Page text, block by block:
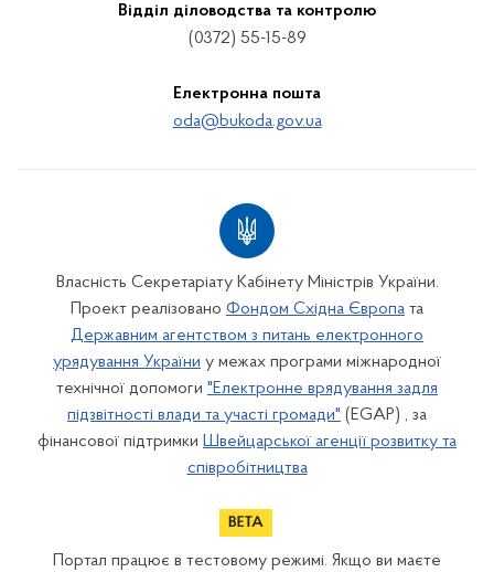
Відділ діловодства та контролю
(0372) 55-15-89
Електронна пошта
oda@bukoda.gov.ua
Власність Секретаріату Кабінету Міністрів України.
Проект реалізовано Фондом Східна Європа та
Державним агентством з питань електронного
урядування України у межах програми міжнародної
технічної допомоги "Електронне врядування задля
підзвітності влади та участі громади" (EGAP) , за
фінансової підтримки Швейцарської агенції розвитку та
співробітництва
Портал працює в тестовому режимі. Якщо ви маєте